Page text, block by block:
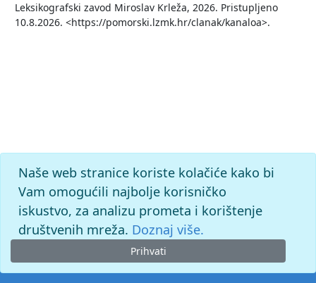
Leksikografski zavod Miroslav Krleža, 2026. Pristupljeno
10.8.2026. <https://pomorski.lzmk.hr/clanak/kanaloa>.
Naše web stranice koriste kolačiće kako bi
Vam omogućili najbolje korisničko
iskustvo, za analizu prometa i korištenje
društvenih mreža. Doznaj više.
Prihvati
© 2026. -Leksikografski zavodMiroslav Krleža